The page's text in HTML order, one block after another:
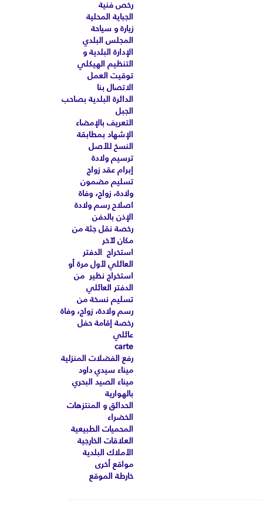
رخص فنية
الجباية المحلية
زيارة و سياحة
المجلس البلدي
الإدارة البلدية و
التنظيم الهيكلي
توقيت العمل
الاتصال بنا
الدائرة البلدية بصاحب
الجبل
التعريف بالإمضاء
الإشهاد بمطابقة
النسخ للأصل
ترسيم ولادة
إبرام عقد زواج
تسليم مضمون
ولادة، زواج، وفاة
اصلاح رسم ولادة
الإذن بالدفن
رخصة نقل جثة من
مكان لآخر
استخراج الدفتر
العائلي لأول مرة أو
استخراج نظير من
الدفتر العائلي
تسليم نسخة من
رسم ولادة، زواج، وفاة
رخصة إقامة حفل
عائلي
carte
رفع الفضلات المنزلية
ميناء سيدي داود
ميناء الصيد البحري
بالهوارية
الحدائق و المنتزهات
الخضراء
المحميات الطبيعية
العلاقات الخارجية
الأملاك البلدية
مواقع أخرى
خارطة الموقع